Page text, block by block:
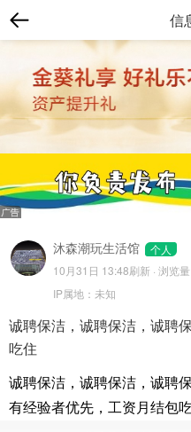
信
沐森潮玩生活馆
个人
10月31日 13:48刷新 · 浏览
IP属地： 未知
诚聘保洁，诚聘保洁，诚聘
吃住
诚聘保洁，诚聘保洁，诚聘
有经验者优先，工资月结包